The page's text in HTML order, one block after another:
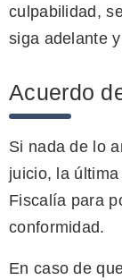
culpabilidad,
siga adelante
Acuerdo
Si nada de lo
juicio, la
Fiscalía para
conformidad.
En caso de